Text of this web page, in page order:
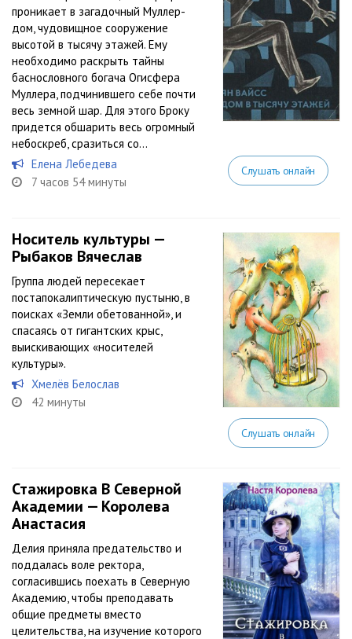
проникает в загадочный Муллер-
дом, чудовищное сооружение
высотой в тысячу этажей. Ему
необходимо раскрыть тайны
баснословного богача Огисфера
Муллера, подчинившего себе почти
весь земной шар. Для этого Броку
придется обшарить весь огромный
небоскреб, сразиться со...
Елена Лебедева
7 часов 54 минуты
Слушать онлайн
Носитель культуры —
Рыбаков Вячеслав
Группа людей пересекает
постапокалиптическую пустыню, в
поисках «Земли обетованной», и
спасаясь от гигантских крыс,
выискивающих «носителей
культуры».
Хмелёв Белослав
42 минуты
Слушать онлайн
Стажировка В Северной
Академии — Королева
Анастасия
Делия приняла предательство и
поддалась воле ректора,
согласившись поехать в Северную
Академию, чтобы преподавать
общие предметы вместо
целительства, на изучение которого